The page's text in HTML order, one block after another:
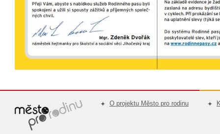
O projektu Město pro rodinu